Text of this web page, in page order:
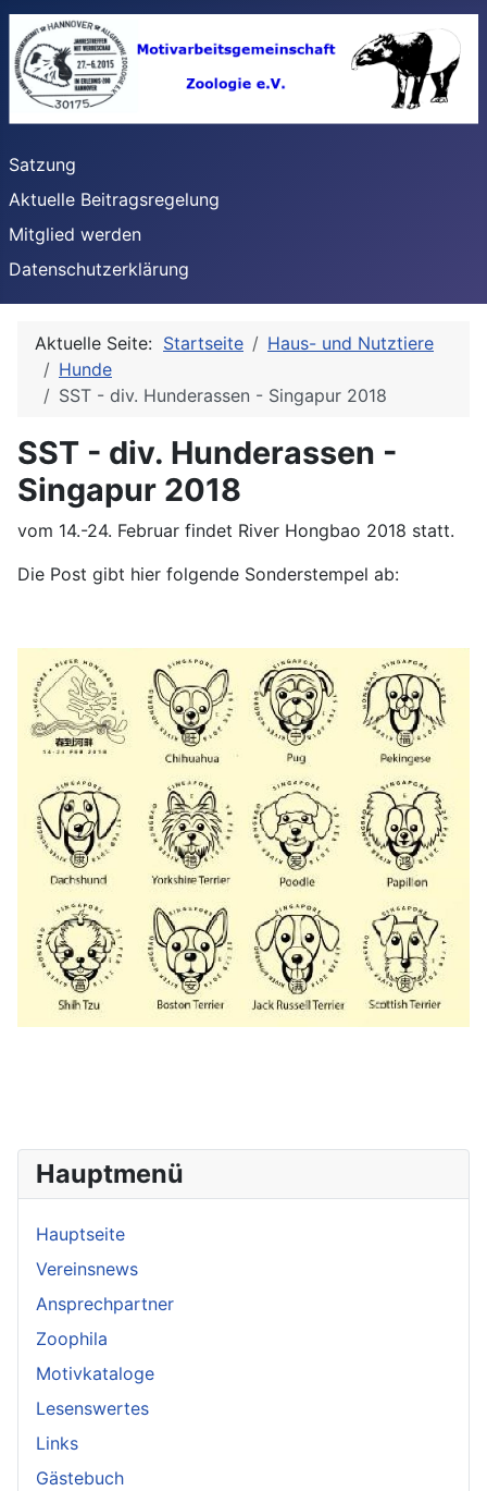
Satzung
Aktuelle Beitragsregelung
Mitglied werden
Datenschutzerklärung
Hauptmenü
Hauptseite
Vereinsnews
Ansprechpartner
Zoophila
Motivkataloge
Lesenswertes
Links
Gästebuch
Aktuelle Seite: Startseite
Haus- und Nutztiere
Hunde
SST - div. Hunderassen - Singapur 2018
SST - div. Hunderassen -
Singapur 2018
vom 14.-24. Februar findet River Hongbao 2018 statt.
Die Post gibt hier folgende Sonderstempel ab: